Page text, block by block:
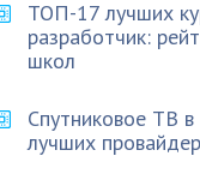
ТОП-17 лучших
разработчик:
школ
Спутниковое ТВ
лучших